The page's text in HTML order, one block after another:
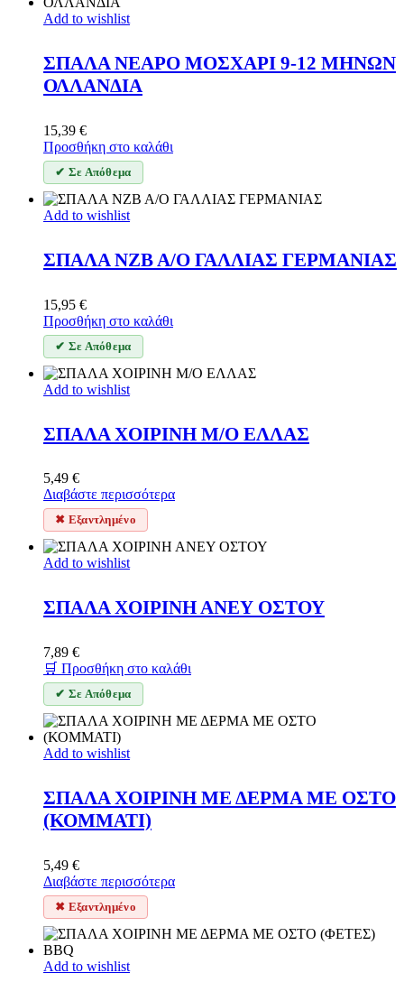
Add to wishlist
ΣΠΑΛΑ ΝΕΑΡΟ ΜΟΣΧΑΡΙ 9-12 ΜΗΝΩΝ
ΟΛΛΑΝΔΙΑ
15,39 €
Προσθήκη στο καλάθι
✔ Σε Απόθεμα
Add to wishlist
ΣΠΑΛΑ ΝΖΒ Α/Ο ΓΑΛΛΙΑΣ ΓΕΡΜΑΝΙΑΣ
15,95 €
Προσθήκη στο καλάθι
✔ Σε Απόθεμα
Add to wishlist
ΣΠΑΛΑ ΧΟΙΡΙΝΗ M/O ΕΛΛΑΣ
5,49 €
Διαβάστε περισσότερα
✖ Εξαντλημένο
Add to wishlist
ΣΠΑΛΑ ΧΟΙΡΙΝΗ ΑΝΕΥ ΟΣΤΟΥ
7,89 €
🛒 Προσθήκη στο καλάθι
✔ Σε Απόθεμα
Add to wishlist
ΣΠΑΛΑ ΧΟΙΡΙΝΗ ΜΕ ΔΕΡΜΑ ΜΕ ΟΣΤΟ
(ΚΟΜΜΑΤΙ)
5,49 €
Διαβάστε περισσότερα
✖ Εξαντλημένο
Add to wishlist